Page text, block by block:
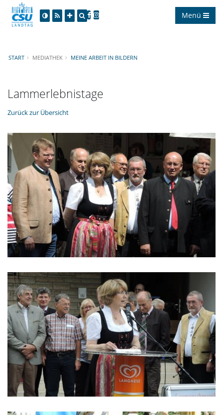
Menü
START MEDIATHEK MEINE ARBEIT IN BILDERN
Lammerlebnistage
Zurück zur Übersicht